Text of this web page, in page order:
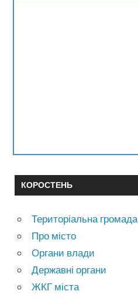
КОРОСТЕНЬ
Територіальна громада
Про місто
Органи влади
Державні органи
ЖКГ міста